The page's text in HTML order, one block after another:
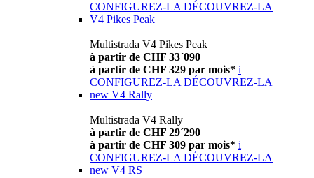
CONFIGUREZ-LA DÉCOUVREZ-LA
V4 Pikes Peak
Multistrada V4 Pikes Peak
à partir de CHF 33´090
à partir de CHF 329 par mois* i
CONFIGUREZ-LA DÉCOUVREZ-LA
new V4 Rally
Multistrada V4 Rally
à partir de CHF 29´290
à partir de CHF 309 par mois* i
CONFIGUREZ-LA DÉCOUVREZ-LA
new V4 RS